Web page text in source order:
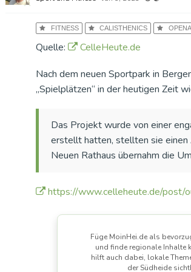
FITNESS CALISTHENICS
Quelle: CelleHeute.de
Nach dem neuen Sportpark in
„Spielplätzen“ in der heutigen Zeit
Das Projekt wurde von einer
erstellt hatten, stellten sie einen
Neuen Rathaus übernahm die
https://www.celleheute.de/post/
Füge MoinHei.de als
und finde regionale Inhalte
hilft auch dabei, lokale
der Südheide